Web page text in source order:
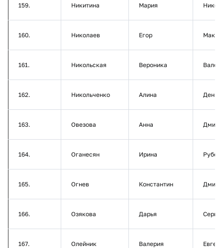
159. Никитина Мария
160. Николаев Егор
161. Никольская Вероника
162. Никольченко Алина
163. Овезова Анна
164. Оганесян Ирина
165. Огнев Константин
166. Озякова Дарья
167. Олейник Валерия